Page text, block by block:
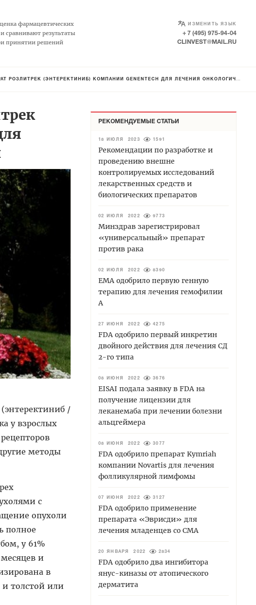
фармацевтических
сравнивают результаты
принятии решений
ИЗМЕНИТЬ ЯЗЫК
SELECT LANGUAGE
+ 7 (495) 975-94-04
CLINVEST@MAIL.RU
(ЭНТЕРЕКТИНИБ) КОМПАНИИ GENENTECH ДЛЯ ЛЕЧЕНИЯ ОНКОЛОГИЧЕСКИХ ЗАБОЛЕВАНИЙ
(энтеректиниб /
у взрослых
методы
с
опухоли
полное
у 61%
и
в
толстой или
РЕКОМЕНДУЕМЫЕ СТАТЬИ
18 ИЮЛЯ 2023 1591
Рекомендации по разработке и
проведению внешне
контролируемых исследований
лекарственных средств и
биологических препаратов
02 ИЮЛЯ 2022 9773
Минздрав зарегистрировал
«универсальный» препарат
против рака
02 ИЮЛЯ 2022 8390
EMA одобрило первую генную
терапию для лечения гемофилии
А
27 ИЮНЯ 2022 4275
FDA одобрило первый инкретин
двойного действия для лечения СД
2-го типа
08 ИЮНЯ 2022 3676
EISAI подала заявку в FDA на
получение лицензии для
леканемаба при лечении болезни
альцгеймера
08 ИЮНЯ 2022 3077
FDA одобрило препарат Kymriah
компании Novartis для лечения
фолликулярной лимфомы
07 ИЮНЯ 2022 3127
FDA одобрило применение
препарата «Эврисди» для
лечения младенцев со СМА
20 ЯНВАРЯ 2022 2834
FDA одобрило два ингибитора
янус-киназы от атопического
дерматита